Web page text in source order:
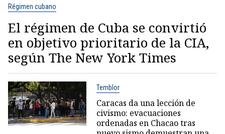
Régimen cubano
El régimen de Cuba se convirtió
en objetivo prioritario de la CIA,
según The New York Times
Temblor
Caracas da una lección de
civismo: evacuaciones
ordenadas en Chacao tras